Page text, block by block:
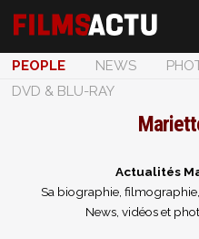
PEOPLE NEWS
DVD & BLU-RAY
Actualités
Sa biographie,
News, vidéos et